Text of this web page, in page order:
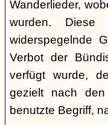
Wanderlieder,
wurden. Diese
widerspegelnde
Verbot der
verfügt wurde,
gezielt nach
benutzte Begriff,